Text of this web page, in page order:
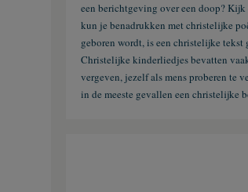
een berichtgeving over een doop?
kun je benadrukken met christelijke
geboren wordt, is een christelijke
Christelijke kinderliedjes bevatten
vergeven, jezelf als mens proberen te
in de meeste gevallen een christelijke